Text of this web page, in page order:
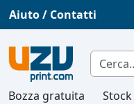
Aiuto / Contatti
Bozza gratuita